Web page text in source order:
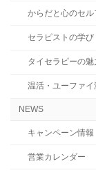
からだと心のセ
セラピストの学び
タイセラピーの
温活・ユーファ
NEWS
キャンペーン情報
営業カレンダー